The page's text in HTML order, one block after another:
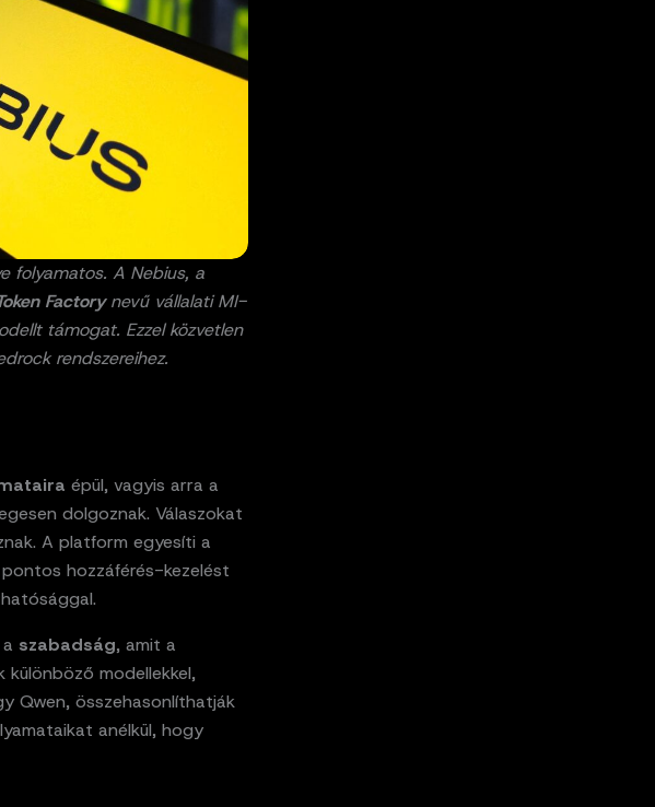
folyamatos. A Nebius, a
Factorynevű vállalati MI-
támogat. Ezzel közvetlen
rendszereihez.
épül, vagyis arra a
dolgoznak. Válaszokat
A platform egyesíti a
hozzáférés-kezelést
szabadság, amit a
modellekkel,
Qwen, összehasonlíthatják
anélkül, hogy